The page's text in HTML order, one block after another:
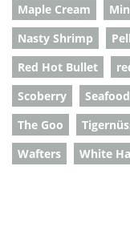
Maple Cream
Nasty Shrimp
Red Hot Bullet
Scoberry
Seafood
The Goo
Wafters
White